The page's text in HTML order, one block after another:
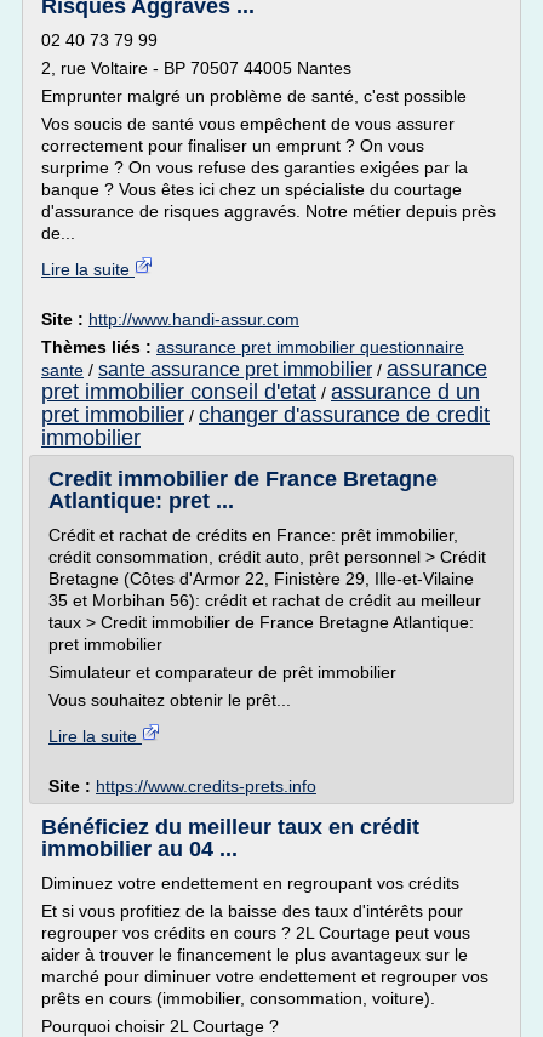
Risques Aggravés ...
02 40 73 79 99
2, rue Voltaire - BP 70507 44005 Nantes
Emprunter malgré un problème de santé, c'est possible
Vos soucis de santé vous empêchent de vous assurer
correctement pour finaliser un emprunt ? On vous
surprime ? On vous refuse des garanties exigées par la
banque ? Vous êtes ici chez un spécialiste du courtage
d'assurance de risques aggravés. Notre métier depuis près
de...
Lire la suite
Site : http://www.handi-assur.com
Thèmes liés : assurance pret immobilier questionnaire
sante / sante assurance pret immobilier / assurance
pret immobilier conseil d'etat / assurance d un
pret immobilier / changer d'assurance de credit
immobilier
Credit immobilier de France Bretagne
Atlantique: pret ...
Crédit et rachat de crédits en France: prêt immobilier,
crédit consommation, crédit auto, prêt personnel > Crédit
Bretagne (Côtes d'Armor 22, Finistère 29, Ille-et-Vilaine
35 et Morbihan 56): crédit et rachat de crédit au meilleur
taux > Credit immobilier de France Bretagne Atlantique:
pret immobilier
Simulateur et comparateur de prêt immobilier
Vous souhaitez obtenir le prêt...
Lire la suite
Site : https://www.credits-prets.info
Bénéficiez du meilleur taux en crédit
immobilier au 04 ...
Diminuez votre endettement en regroupant vos crédits
Et si vous profitiez de la baisse des taux d'intérêts pour
regrouper vos crédits en cours ? 2L Courtage peut vous
aider à trouver le financement le plus avantageux sur le
marché pour diminuer votre endettement et regrouper vos
prêts en cours (immobilier, consommation, voiture).
Pourquoi choisir 2L Courtage ?